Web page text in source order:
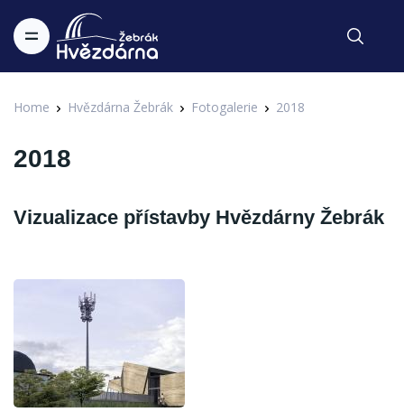
Home Hvězdárna Žebrák Fotogalerie 2018
2018
Vizualizace přístavby Hvězdárny Žebrák